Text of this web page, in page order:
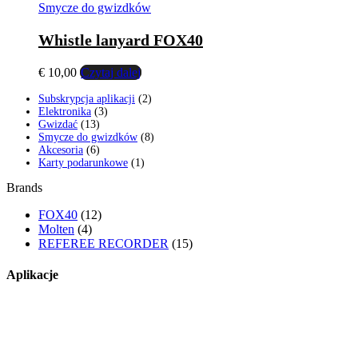
Smycze do gwizdków
Whistle lanyard FOX40
€ 10,00 Czytaj dalej
Subskrypcja aplikacji 22
Elektronika 33
Gwizdać 1313
produktów
Smycze do gwizdków 88
Akcesoria 66
produktów
Karty podarunkowe 11
Brands
FOX40 (12)
Molten (4)
REFEREE RECORDER (15)
Aplikacje